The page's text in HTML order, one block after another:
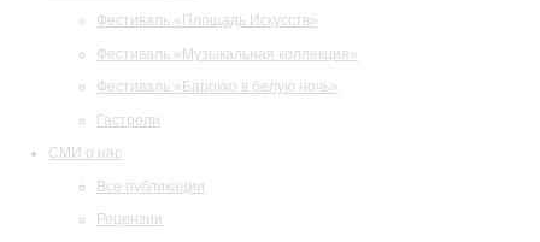
Фестиваль «Площадь Искусств»
Фестиваль «Музыкальная коллекция»
Фестиваль «Барокко в белую ночь»
Гастроли
СМИ о нас
Все публикации
Рецензии